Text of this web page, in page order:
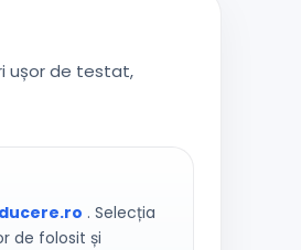
ușor de testat,
. Selecția
de folosit și